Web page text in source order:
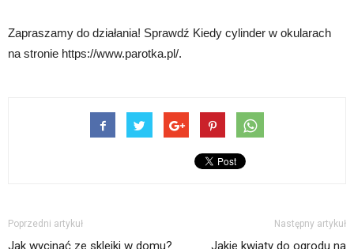
Zapraszamy do działania! Sprawdź Kiedy cylinder w okularach
na stronie https://www.parotka.pl/.
Poprzedni artykuł
Jak wycinać ze sklejki w domu?
Następny artykuł
Jakie kwiaty do ogrodu na